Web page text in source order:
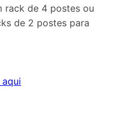
rack de 4 postes ou
de 2 postes para